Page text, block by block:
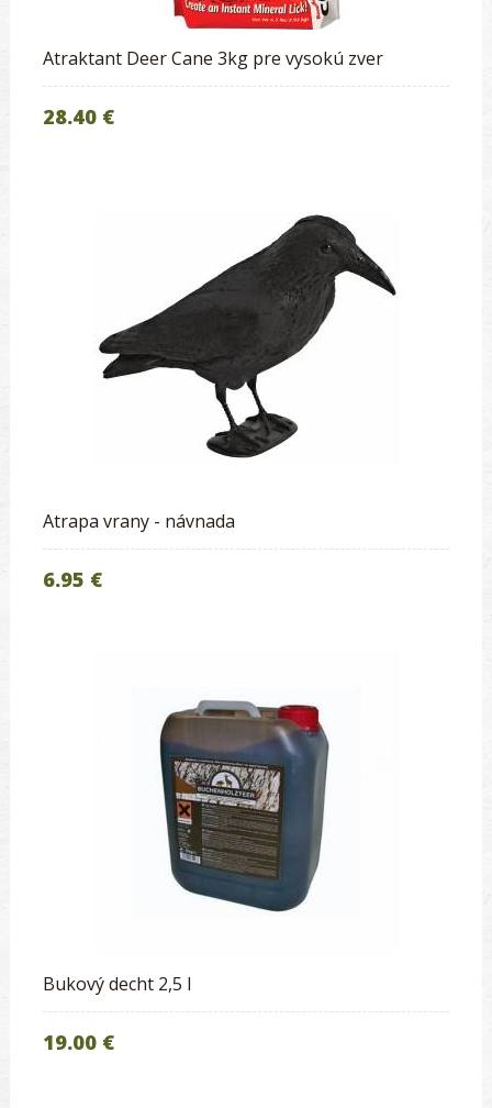
Atraktant Deer Cane 3kg pre vysokú zver
28.40 €
Atrapa vrany - návnada
6.95 €
Bukový decht 2,5 l
19.00 €